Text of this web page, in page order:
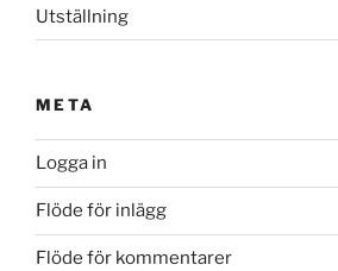
Utställning
META
Logga in
Flöde för inlägg
Flöde för kommentarer